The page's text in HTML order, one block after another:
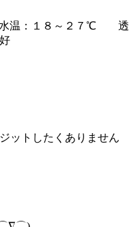
温：１８～２７℃ 透
ットしたくありません